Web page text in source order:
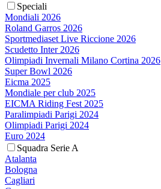
Speciali
Mondiali 2026
Roland Garros 2026
Sportmediaset Live Riccione 2026
Scudetto Inter 2026
Olimpiadi Invernali Milano Cortina 2026
Super Bowl 2026
Eicma 2025
Mondiale per club 2025
EICMA Riding Fest 2025
Paralimpiadi Parigi 2024
Olimpiadi Parigi 2024
Euro 2024
Squadra Serie A
Atalanta
Bologna
Cagliari